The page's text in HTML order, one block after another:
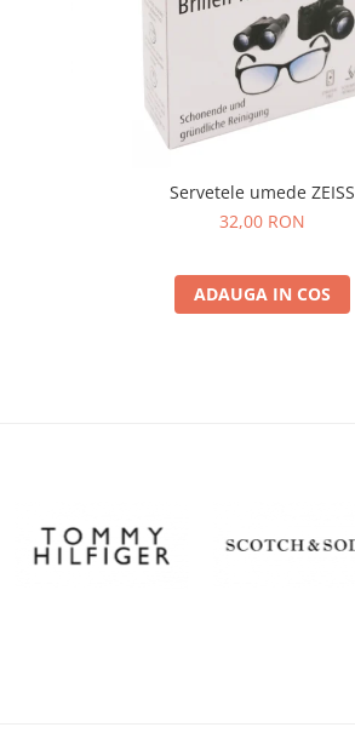
Servetele umede ZEISS
32,00 RON
ADAUGA IN COS